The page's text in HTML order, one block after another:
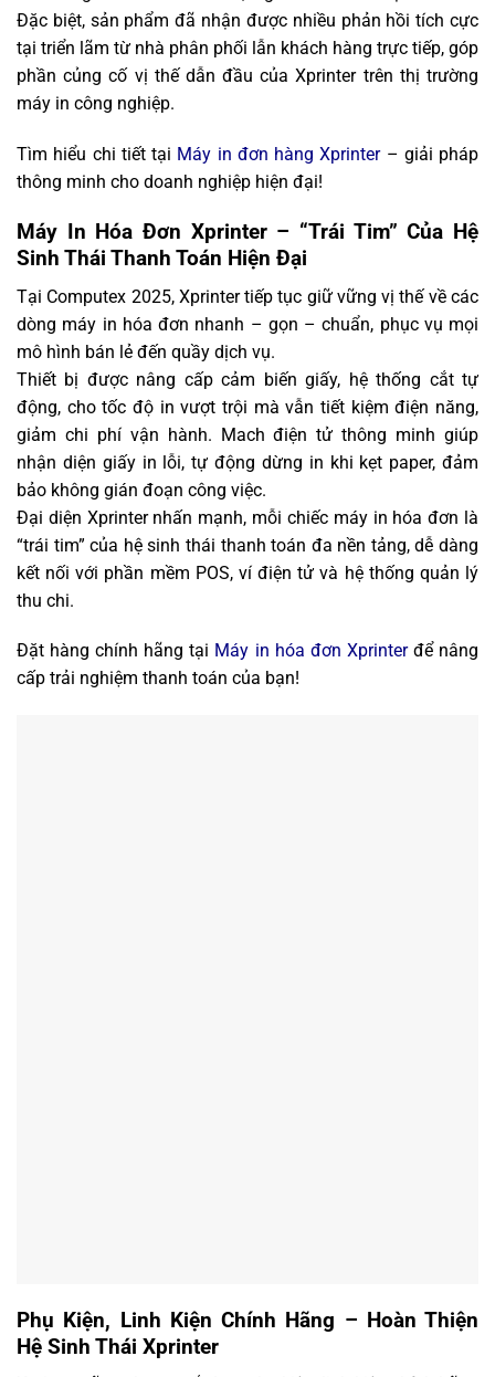
Đặc biệt, sản phẩm đã nhận được nhiều phản hồi tích cực
tại triển lãm từ nhà phân phối lẫn khách hàng trực tiếp, góp
phần củng cố vị thế dẫn đầu của Xprinter trên thị trường
máy in công nghiệp.
Tìm hiểu chi tiết tại Máy in đơn hàng Xprinter– giải pháp
thông minh cho doanh nghiệp hiện đại!
Máy In Hóa Đơn Xprinter – “Trái Tim” Của Hệ
Sinh Thái Thanh Toán Hiện Đại
Tại Computex 2025, Xprinter tiếp tục giữ vững vị thế về các
dòng máy in hóa đơn nhanh – gọn – chuẩn, phục vụ mọi
mô hình bán lẻ đến quầy dịch vụ.
Thiết bị được nâng cấp cảm biến giấy, hệ thống cắt tự
động, cho tốc độ in vượt trội mà vẫn tiết kiệm điện năng,
giảm chi phí vận hành. Mach điện tử thông minh giúp
nhận diện giấy in lỗi, tự động dừng in khi kẹt paper, đảm
bảo không gián đoạn công việc.
Đại diện Xprinter nhấn mạnh, mỗi chiếc máy in hóa đơn là
“trái tim” của hệ sinh thái thanh toán đa nền tảng, dễ dàng
kết nối với phần mềm POS, ví điện tử và hệ thống quản lý
thu chi.
Đặt hàng chính hãng tại Máy in hóa đơn Xprinterđể nâng
cấp trải nghiệm thanh toán của bạn!
Phụ Kiện, Linh Kiện Chính Hãng – Hoàn Thiện
Hệ Sinh Thái Xprinter